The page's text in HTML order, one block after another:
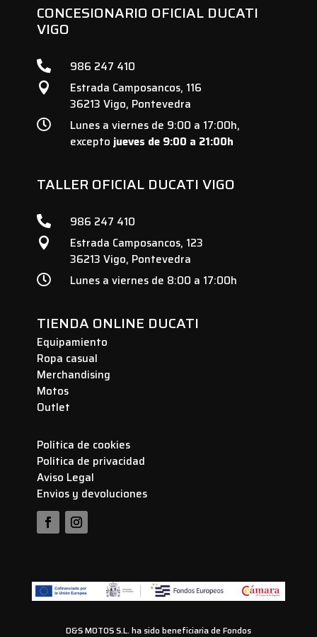
CONCESIONARIO OFICIAL DUCATI
VIGO
 986 247 410

Estrada Camposancos, 116
36213 Vigo, Pontevedra

Lunes a viernes de 9:00 a 17:00h,
excepto jueves de 9:00 a 21:00h
TALLER OFICIAL DUCATI VIGO
 986 247 410

Estrada Camposancos, 123
36213 Vigo, Pontevedra
 Lunes a viernes de 8:00 a 17:00h
TIENDA ONLINE DUCATI
Equipamiento
Ropa casual
Merchandising
Motos
Outlet
Política de cookies
Política de privacidad
Aviso Legal
Envios y devoluciones
D&S MOTOS S.L. ha sido beneficiaria de Fondos